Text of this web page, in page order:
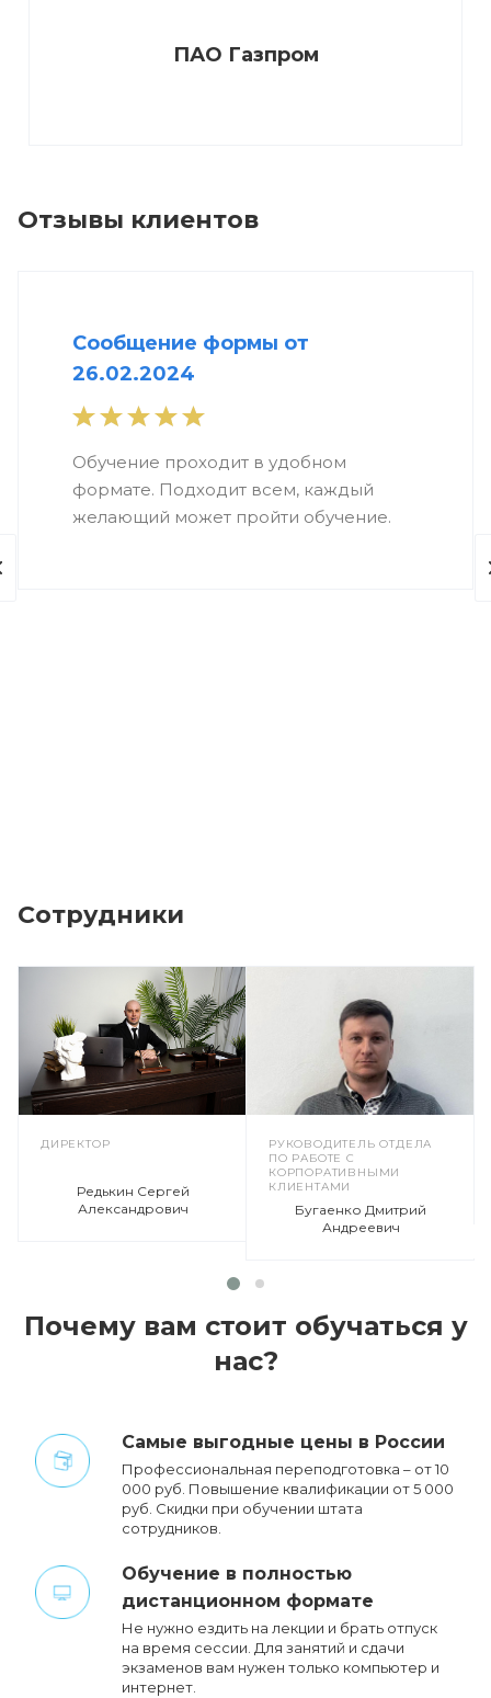
ПАО Газпром
Отзывы клиентов
Сообщение формы от
26.02.2024
Обучение проходит в удобном
формате. Подходит всем, каждый
желающий может пройти обучение.
Сотрудники
ДИРЕКТОР
Редькин Сергей
Александрович
РУКОВОДИТЕЛЬ ОТДЕЛА
ПО РАБОТЕ С
КОРПОРАТИВНЫМИ
КЛИЕНТАМИ
Бугаенко Дмитрий
Андреевич
Почему вам стоит обучаться у
нас?
Cамые выгодные цены в России
Профессиональная переподготовка – от 10
000 руб. Повышение квалификации от 5 000
руб. Cкидки при обучении штата
сотрудников.
Обучение в полностью
дистанционном формате
Не нужно ездить на лекции и брать отпуск
на время сессии. Для занятий и сдачи
экзаменов вам нужен только компьютер и
интернет.